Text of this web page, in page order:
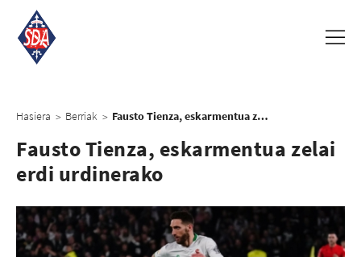
Hasiera > Berriak > Fausto Tienza, eskarmentua zelai erdi urdinerako
Fausto Tienza, eskarmentua zelai
erdi urdinerako